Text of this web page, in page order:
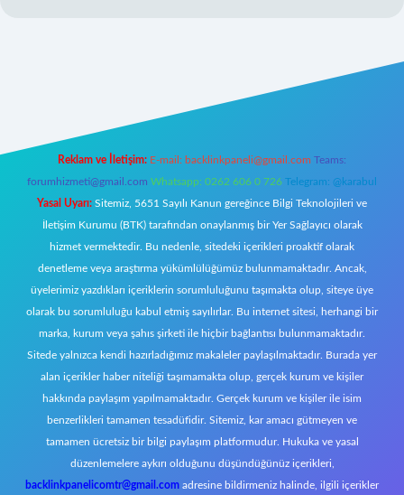
Reklam ve İletişim: E-mail: backlinkpaneli@gmail.com Teams:
forumhizmeti@gmail.com Whatsapp: 0262 606 0 726 Telegram: @karabul
Yasal Uyarı: Sitemiz, 5651 Sayılı Kanun gereğince Bilgi Teknolojileri ve
İletişim Kurumu (BTK) tarafından onaylanmış bir Yer Sağlayıcı olarak
hizmet vermektedir. Bu nedenle, sitedeki içerikleri proaktif olarak
denetleme veya araştırma yükümlülüğümüz bulunmamaktadır. Ancak,
üyelerimiz yazdıkları içeriklerin sorumluluğunu taşımakta olup, siteye üye
olarak bu sorumluluğu kabul etmiş sayılırlar. Bu internet sitesi, herhangi bir
marka, kurum veya şahıs şirketi ile hiçbir bağlantısı bulunmamaktadır.
Sitede yalnızca kendi hazırladığımız makaleler paylaşılmaktadır. Burada yer
alan içerikler haber niteliği taşımamakta olup, gerçek kurum ve kişiler
hakkında paylaşım yapılmamaktadır. Gerçek kurum ve kişiler ile isim
benzerlikleri tamamen tesadüfidir. Sitemiz, kar amacı gütmeyen ve
tamamen ücretsiz bir bilgi paylaşım platformudur. Hukuka ve yasal
düzenlemelere aykırı olduğunu düşündüğünüz içerikleri,
backlinkpanelicomtr@gmail.com adresine bildirmeniz halinde, ilgili içerikler